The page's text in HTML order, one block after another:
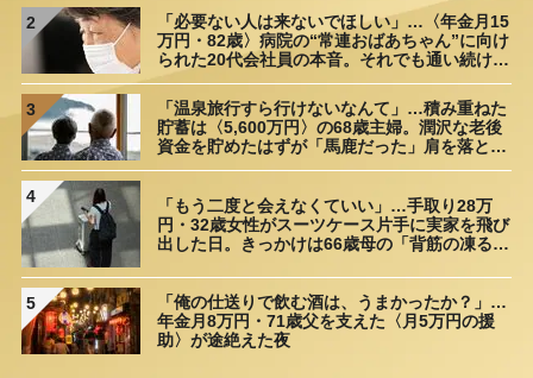
2
「必要ない人は来ないでほしい」…〈年金月15
万円・82歳〉病院の“常連おばあちゃん”に向け
られた20代会社員の本音。それでも通い続ける
理由
3
「温泉旅行すら行けないなんて」…積み重ねた
貯蓄は〈5,600万円〉の68歳主婦。潤沢な老後
資金を貯めたはずが「馬鹿だった」肩を落とす
理由
4
「もう二度と会えなくていい」…手取り28万
円・32歳女性がスーツケース片手に実家を飛び
出した日。きっかけは66歳母の「背筋の凍る一
5
「俺の仕送りで飲む酒は、うまかったか？」…
年金月8万円・71歳父を支えた〈月5万円の援
助〉が途絶えた夜